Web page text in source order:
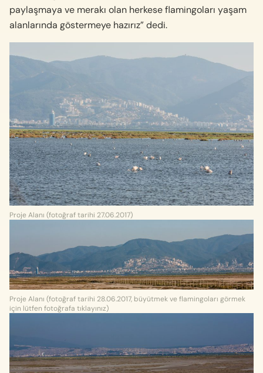
paylaşmaya ve merakı olan herkese flamingoları yaşam
alanlarında göstermeye hazırız” dedi.
Proje Alanı (fotoğraf tarihi 27.06.2017)
Proje Alanı (fotoğraf tarihi 28.06.2017, büyütmek ve flamingoları görmek
için lütfen fotoğrafa tıklayınız)